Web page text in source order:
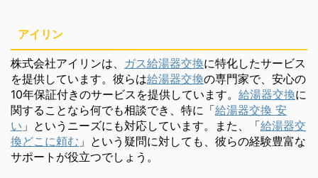
アイリン
株式会社アイリンは、 ガス給湯器交換に特化したサービス
を提供しています。彼らは給湯器交換の専門家で、安心の
10年保証付きのサービスを提供しています。 給湯器交換に
関することなら何でも相談でき、特に「給湯器交換 安
い 」というニーズにも対応しています。また、「給湯器交
換どこに頼む 」という疑問に対しても、彼らの経験豊富な
サポートが役立つでしょう。